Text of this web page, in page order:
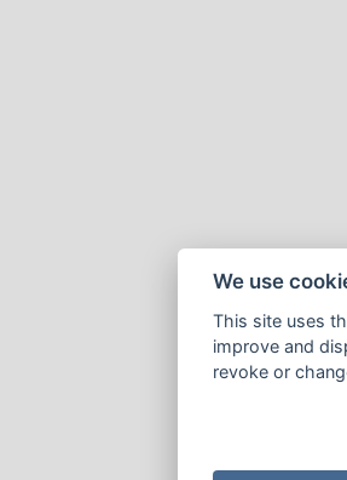
We use
This site uses
improve and
revoke or